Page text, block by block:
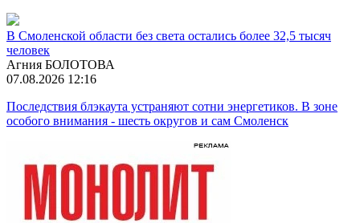
В Смоленской области без света остались более 32,5 тысяч
человек
Агния БОЛОТОВА
07.08.2026 12:16
Последствия блэкаута устраняют сотни энергетиков. В зоне
особого внимания - шесть округов и сам Смоленск